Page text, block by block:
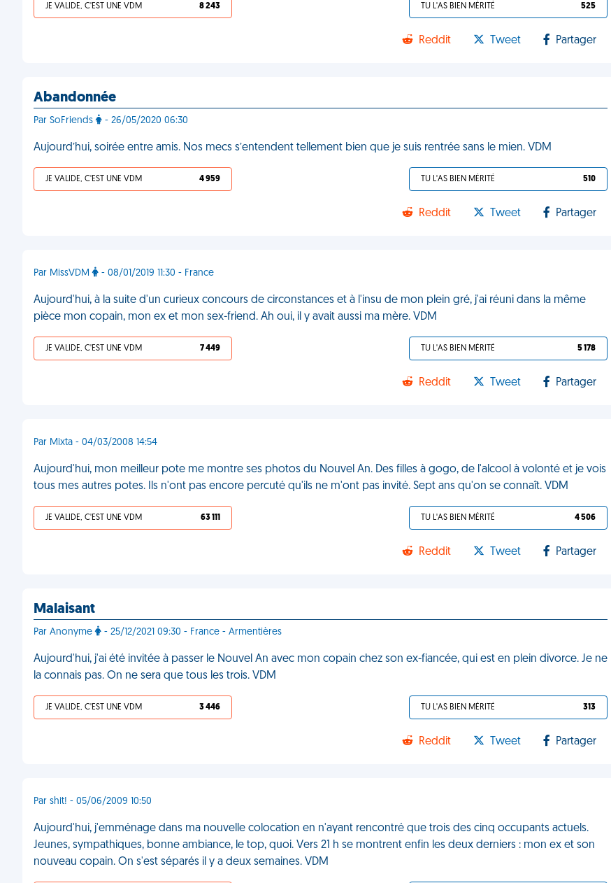
JE VALIDE, C'EST UNE VDM 8 243 TU L'AS BIEN MÉRITÉ 525
Reddit Tweet Partager
Abandonnée
Par SoFriends - 26/05/2020 06:30
Aujourd’hui, soirée entre amis. Nos mecs s’entendent tellement bien que je suis rentrée sans le mien. VDM
JE VALIDE, C'EST UNE VDM 4 959 TU L'AS BIEN MÉRITÉ 510
Reddit Tweet Partager
Par MissVDM - 08/01/2019 11:30 - France
Aujourd'hui, à la suite d'un curieux concours de circonstances et à l'insu de mon plein gré, j'ai réuni dans la même
pièce mon copain, mon ex et mon sex-friend. Ah oui, il y avait aussi ma mère. VDM
JE VALIDE, C'EST UNE VDM 7 449 TU L'AS BIEN MÉRITÉ 5 178
Reddit Tweet Partager
Par Mixta - 04/03/2008 14:54
Aujourd'hui, mon meilleur pote me montre ses photos du Nouvel An. Des filles à gogo, de l'alcool à volonté et je vois
tous mes autres potes. Ils n'ont pas encore percuté qu'ils ne m'ont pas invité. Sept ans qu'on se connaît. VDM
JE VALIDE, C'EST UNE VDM 63 111 TU L'AS BIEN MÉRITÉ 4 506
Reddit Tweet Partager
Malaisant
Par Anonyme - 25/12/2021 09:30 - France - Armentières
Aujourd'hui, j'ai été invitée à passer le Nouvel An avec mon copain chez son ex-fiancée, qui est en plein divorce. Je ne
la connais pas. On ne sera que tous les trois. VDM
JE VALIDE, C'EST UNE VDM 3 446 TU L'AS BIEN MÉRITÉ 313
Reddit Tweet Partager
Par shit! - 05/06/2009 10:50
Aujourd'hui, j'emménage dans ma nouvelle colocation en n'ayant rencontré que trois des cinq occupants actuels.
Jeunes, sympathiques, bonne ambiance, le top, quoi. Vers 21 h se montrent enfin les deux derniers : mon ex et son
nouveau copain. On s'est séparés il y a deux semaines. VDM